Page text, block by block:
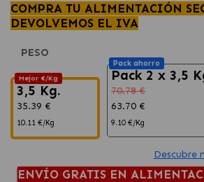
COMPRA TU ALIMENTACIÓN
DEVOLVEMOS EL IVA
PESO
Mejor €/Kg
3,5 Kg.
35.39 €
10.11 €/Kg
Pack ahorro
Pack 2 x 3,5
70.78 €
63.70 €
9.10 €/Kg
Descubre
ENVÍO GRATIS EN